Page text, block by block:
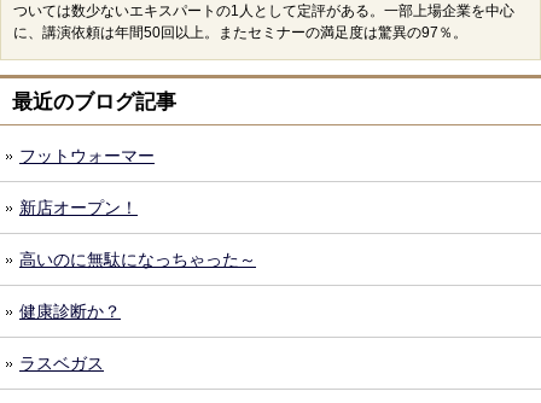
ついては数少ないエキスパートの1人として定評がある。一部上場企業を中心
に、講演依頼は年間50回以上。またセミナーの満足度は驚異の97％。
最近のブログ記事
フットウォーマー
新店オープン！
高いのに無駄になっちゃった～
健康診断か？
ラスベガス